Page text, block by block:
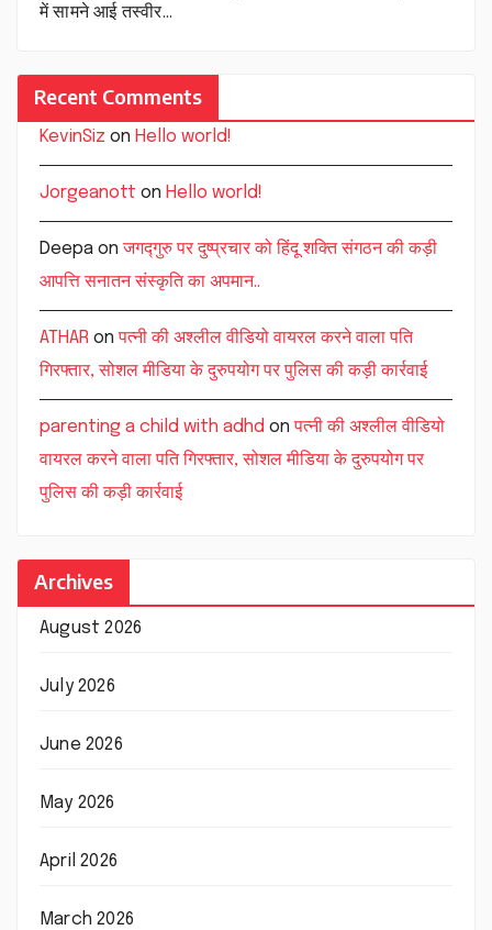
में सामने आई तस्वीर…
Recent Comments
KevinSiz on Hello world!
Jorgeanott on Hello world!
Deepa onजगद्गुरु पर दुष्प्रचार को हिंदू शक्ति संगठन की कड़ी
आपत्ति सनातन संस्कृति का अपमान..
ATHAR onपत्नी की अश्लील वीडियो वायरल करने वाला पति
गिरफ्तार, सोशल मीडिया के दुरुपयोग पर पुलिस की कड़ी कार्रवाई
parenting a child with adhd onपत्नी की अश्लील वीडियो
वायरल करने वाला पति गिरफ्तार, सोशल मीडिया के दुरुपयोग पर
पुलिस की कड़ी कार्रवाई
Archives
August 2026
July 2026
June 2026
May 2026
April 2026
March 2026